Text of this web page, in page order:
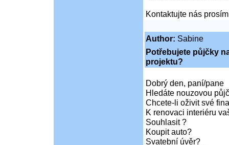
Kontaktujte nás
Author: Sabine
Potřebujete půjčky
projektu?
Dobrý den, paní/pane
Hledáte nouzovou
Chcete-li oživit své
K renovaci interiéru
Souhlasit ?
Koupit auto?
Svatební úvěr?